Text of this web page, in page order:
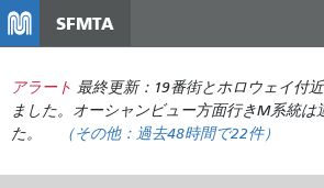
コ
ン
テ
ン
SFMTA
アラート 最終更新：19番街とホロウェイ付
ました。オーシャンビュー方面行きM系統は
た。
（その他： 過去48時間で22件）